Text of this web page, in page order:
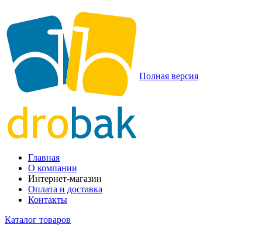
Полная версия
Главная
О компании
Интернет-магазин
Оплата и доставка
Контакты
Каталог товаров